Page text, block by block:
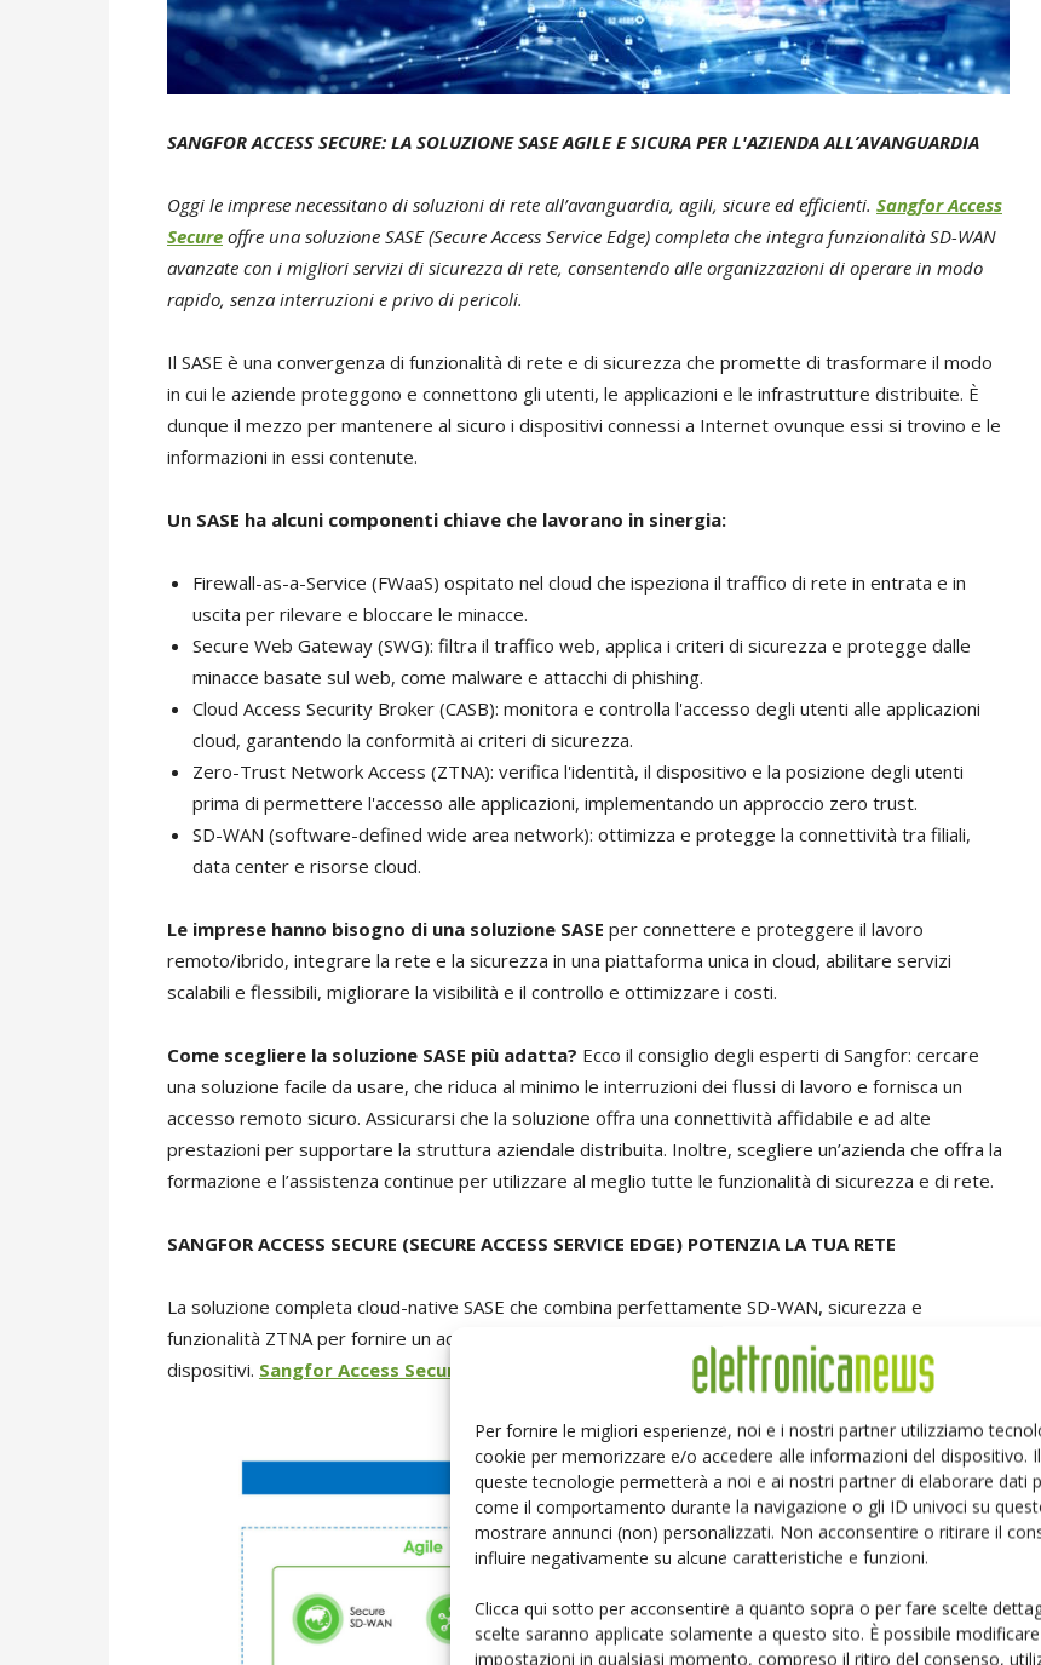
Per fornire le migliori esperienze, noi e i nostri partner utilizziamo
cookie per memorizzare e/o accedere alle informazioni del dispositivo.
queste tecnologie permetterà a noi e ai nostri partner di elaborare dati
come il comportamento durante la navigazione o gli ID univoci su
mostrare annunci (non) personalizzati. Non acconsentire o ritirare il
influire negativamente su alcune caratteristiche e funzioni.
Clicca qui sotto per acconsentire a quanto sopra o per fare scelte
scelte saranno applicate solamente a questo sito. È possibile
impostazioni in qualsiasi momento, compreso il ritiro del consenso,
SANGFOR ACCESS SECURE: LA SOLUZIONE SASE AGILE E SICURA PER L'AZIENDA ALL’AVANGUARDIA
Oggi le imprese necessitano di soluzioni di rete all’avanguardia, agili, sicure ed efficienti. Sangfor Access
Secure offre una soluzione SASE (Secure Access Service Edge) completa che integra funzionalità SD-WAN
avanzate con i migliori servizi di sicurezza di rete, consentendo alle organizzazioni di operare in modo
rapido, senza interruzioni e privo di pericoli.
Il SASE è una convergenza di funzionalità di rete e di sicurezza che promette di trasformare il modo
in cui le aziende proteggono e connettono gli utenti, le applicazioni e le infrastrutture distribuite. È
dunque il mezzo per mantenere al sicuro i dispositivi connessi a Internet ovunque essi si trovino e le
informazioni in essi contenute.
Un SASE ha alcuni componenti chiave che lavorano in sinergia:
Firewall-as-a-Service (FWaaS) ospitato nel cloud che ispeziona il traffico di rete in entrata e in
uscita per rilevare e bloccare le minacce.
Secure Web Gateway (SWG): filtra il traffico web, applica i criteri di sicurezza e protegge dalle
minacce basate sul web, come malware e attacchi di phishing.
Cloud Access Security Broker (CASB): monitora e controlla l'accesso degli utenti alle applicazioni
cloud, garantendo la conformità ai criteri di sicurezza.
Zero-Trust Network Access (ZTNA): verifica l'identità, il dispositivo e la posizione degli utenti
prima di permettere l'accesso alle applicazioni, implementando un approccio zero trust.
SD-WAN (software-defined wide area network): ottimizza e protegge la connettività tra filiali,
data center e risorse cloud.
Le imprese hanno bisogno di una soluzione SASE per connettere e proteggere il lavoro
remoto/ibrido, integrare la rete e la sicurezza in una piattaforma unica in cloud, abilitare servizi
scalabili e flessibili, migliorare la visibilità e il controllo e ottimizzare i costi.
Come scegliere la soluzione SASE più adatta? Ecco il consiglio degli esperti di Sangfor: cercare
una soluzione facile da usare, che riduca al minimo le interruzioni dei flussi di lavoro e fornisca un
accesso remoto sicuro. Assicurarsi che la soluzione offra una connettività affidabile e ad alte
prestazioni per supportare la struttura aziendale distribuita. Inoltre, scegliere un’azienda che offra la
formazione e l’assistenza continue per utilizzare al meglio tutte le funzionalità di sicurezza e di rete.
SANGFOR ACCESS SECURE (SECURE ACCESS SERVICE EDGE) POTENZIA LA TUA RETE
La soluzione completa cloud-native SASE che combina perfettamente SD-WAN, sicurezza e
funzionalità ZTNA per fornire un accesso zero trust sicuro e semplificato per utenti, applicazioni e
dispositivi. Sangfor Access Secure offre alle organizzazioni una soluzione SASE efficace e flessibile.